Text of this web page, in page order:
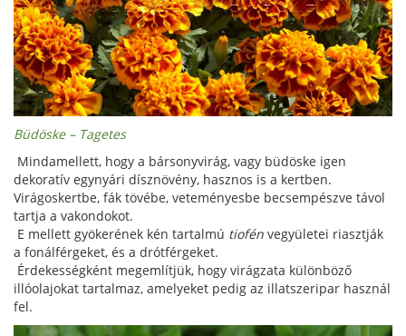
Büdöske – Tagetes
Mindamellett, hogy a bársonyvirág, vagy büdöske igen
dekoratív egynyári dísznövény, hasznos is a kertben.
Virágoskertbe, fák tövébe, veteményesbe becsempészve távol
tartja a vakondokot.
E mellett gyökerének kén tartalmú tiofén vegyületei riasztják
a fonálférgeket, és a drótférgeket.
Érdekességként megemlítjük, hogy virágzata különböző
illóolajokat tartalmaz, amelyeket pedig az illatszeripar használ
fel.